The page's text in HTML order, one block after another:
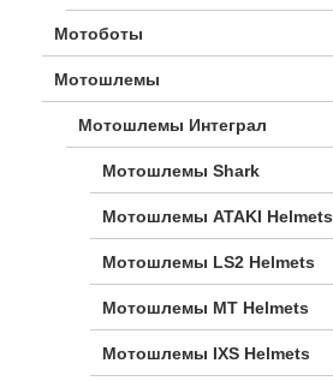
Мотоботы
Мотошлемы
Мотошлемы Интеграл
Мотошлемы Shark
Мотошлемы ATAKI Helmets
Мотошлемы LS2 Helmets
Мотошлемы MT Helmets
Мотошлемы IXS Helmets